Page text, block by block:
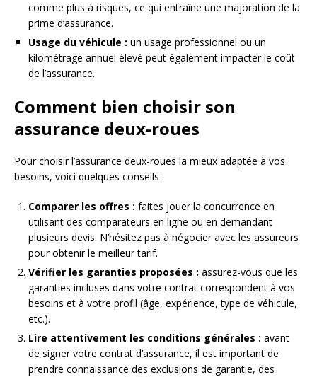
comme plus à risques, ce qui entraîne une majoration de la
prime d’assurance.
Usage du véhicule : un usage professionnel ou un
kilométrage annuel élevé peut également impacter le coût
de l’assurance.
Comment bien choisir son
assurance deux-roues
Pour choisir l’assurance deux-roues la mieux adaptée à vos
besoins, voici quelques conseils :
Comparer les offres : faites jouer la concurrence en
utilisant des comparateurs en ligne ou en demandant
plusieurs devis. N’hésitez pas à négocier avec les assureurs
pour obtenir le meilleur tarif.
Vérifier les garanties proposées : assurez-vous que les
garanties incluses dans votre contrat correspondent à vos
besoins et à votre profil (âge, expérience, type de véhicule,
etc.).
Lire attentivement les conditions générales : avant
de signer votre contrat d’assurance, il est important de
prendre connaissance des exclusions de garantie, des